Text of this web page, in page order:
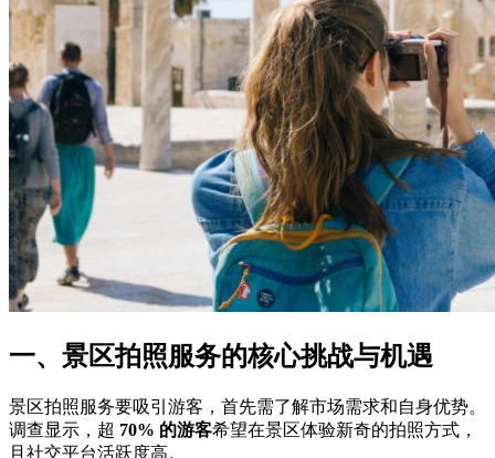
一、景区拍照服务的核心挑战与机遇
景区拍照服务要吸引游客，首先需了解市场需求和自身优势。
调查显示，超 70% 的游客希望在景区体验新奇的拍照方式，
且社交平台活跃度高。